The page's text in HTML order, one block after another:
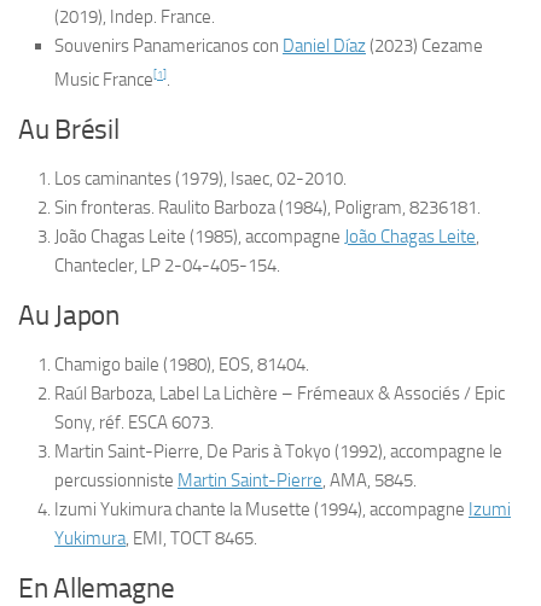
(2019), Indep. France.
Souvenirs Panamericanoscon Daniel Díaz(2023) Cezame
Music France[1].
Au Brésil
Los caminantes(1979), Isaec, 02-2010.
Sin fronteras. Raulito Barboza(1984), Poligram, 8236181.
João Chagas Leite (1985), accompagne João Chagas Leite,
Chantecler, LP 2-04-405-154.
Au Japon
Chamigo baile (1980), EOS, 81404.
Raúl Barboza, Label La Lichère – Frémeaux & Associés / Epic
Sony, réf. ESCA 6073.
Martin Saint-Pierre, De Paris à Tokyo (1992), accompagne le
percussionniste Martin Saint-Pierre, AMA, 5845.
Izumi Yukimura chante la Musette (1994), accompagne Izumi
Yukimura, EMI, TOCT 8465.
En Allemagne